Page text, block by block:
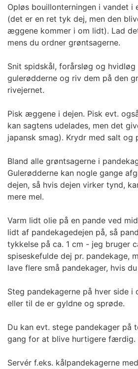
Opløs bouillonterningen i vandet i
(det er en ret tyk dej, men den
æggene kommer i om lidt). Lad
mens du ordner grøntsagerne.
Snit spidskål, forårsløg og
gulerødderne og riv dem på den
rivejernet.
Pisk æggene i dejen. Pisk evt.
kan sagtens udelades, men det
japansk smag). Krydr med salt og
Bland alle grøntsagerne i
Gulerødderne kan nogle gange
dejen, så hvis dejen virker tynd,
mere mel.
Varm lidt olie på en pande ved
lidt af pandekagedejen på, så
tykkelse på ca. 1 cm - jeg bruger
spiseskefulde dej pr. pandekage,
lave flere små pandekager, hvis
Steg pandekagerne på hver side i
eller til de er gyldne og sprøde.
Du kan evt. stege pandekager på
gang for at blive hurtigere færdig.
Servér f.eks. kålpandekagerne